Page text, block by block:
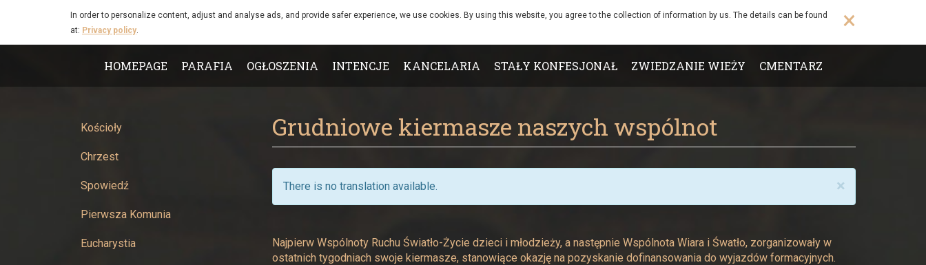
Grudniowe
kiermasze
naszych
Parafia
Narodzenia
Najświętszej
In order to personalize content, adjust and analyse ads, and provide safer experience, we use cookies. By using this website, you agree to the collection of information by us. The details can be found
at: Privacy policy. ×
Main
HOMEPAGE PARAFIA OGŁOSZENIA INTENCJE KANCELARIA STAŁY KONFESJONAŁ ZWIEDZANIE WIEŻY CMENTARZ
Kościoły
Chrzest
Spowiedź
Pierwsza Komunia
Eucharystia
Grudniowe kiermasze naszych wspólnot
×
There is no translation available.
Najpierw Wspólnoty Ruchu Światło-Życie dzieci i młodzieży, a następnie Wspólnota Wiara i Śwatło, zorganizowały w
ostatnich tygodniach swoje kiermasze, stanowiące okazję na pozyskanie dofinansowania do wyjazdów formacyjnych.